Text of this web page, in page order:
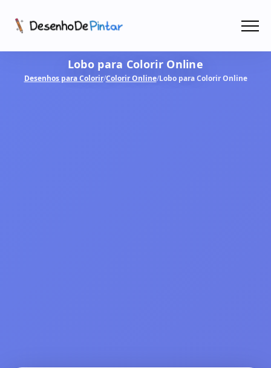
Coletâneas de Desenhos - PDF
Lobo para Colorir Online
Desenhos para Colorir/Colorir Online/Lobo para Colorir Online